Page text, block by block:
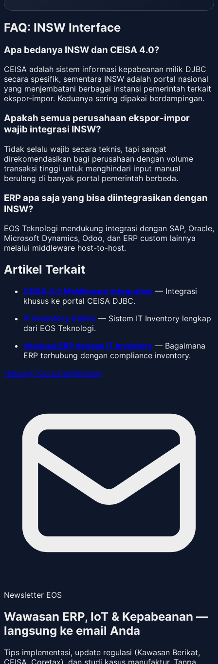
FAQ: INSW Interface
Apa bedanya INSW dan CEISA 4.0?
CEISA adalah sistem informasi kepabeanan milik DJBC
secara spesifik, sementara INSW adalah portal nasional
yang menjembatani berbagai instansi pemerintah terkait
ekspor-impor. Keduanya sering dipakai berdampingan.
Apakah semua perusahaan ekspor-impor
wajib integrasi INSW?
Tidak selalu wajib secara teknis, tapi sangat
direkomendasikan bagi perusahaan dengan volume
transaksi tinggi untuk menghindari input manual
berulang di banyak portal pemerintah berbeda.
ERP apa saja yang bisa diintegrasikan dengan
INSW?
EOS Teknologi mendukung integrasi dengan SAP, Oracle,
Microsoft Dynamics, Odoo, dan ERP custom lainnya
melalui middleware host-to-host.
Artikel Terkait
CEISA 4.0 Middleware Integration — Integrasi
khusus ke portal CEISA DJBC.
IT Inventory Online — Sistem IT Inventory lengkap
dari EOS Teknologi.
Integrasi ERP dengan IT Inventory — Bagaimana
ERP terhubung dengan compliance inventory.
Hubungi KonsultanKembali
Newsletter EOS
Wawasan ERP, IoT & Kepabeanan —
langsung ke email Anda
Tips implementasi, update regulasi (Kawasan Berikat,
CEISA, Coretax), dan studi kasus manufaktur. Tanpa